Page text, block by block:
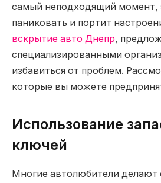
самый неподходящий момент,
паниковать и портит
вскрытие авто Днепр,
специализированными
избавиться от проблем.
которые вы можете
Использование
ключей
Многие автолюбители делают